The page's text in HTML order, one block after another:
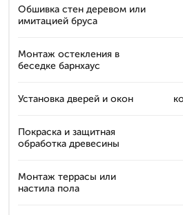
Обшивка стен деревом или
имитацией бруса
Монтаж остекления в
беседке барнхаус
Установка дверей и окон
Покраска и защитная
обработка древесины
Монтаж террасы или
настила пола